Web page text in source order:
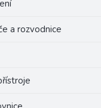
a rozvodnice